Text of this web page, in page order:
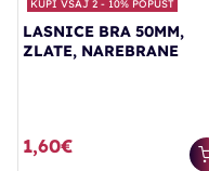
KUPI VSAJ 2 - 10% POPUST
LASNICE BRA 50MM,
ZLATE, NAREBRANE
1,60€